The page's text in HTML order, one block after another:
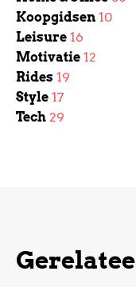
Koopgidsen 10
Leisure 16
Motivatie 12
Rides 19
Style 17
Tech 29